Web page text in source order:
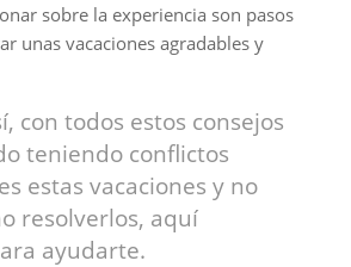
sobre la experiencia son pasos
unas vacaciones agradables y
con todos estos consejos
teniendo conflictos
estas vacaciones y no
resolverlos, aquí
ayudarte.